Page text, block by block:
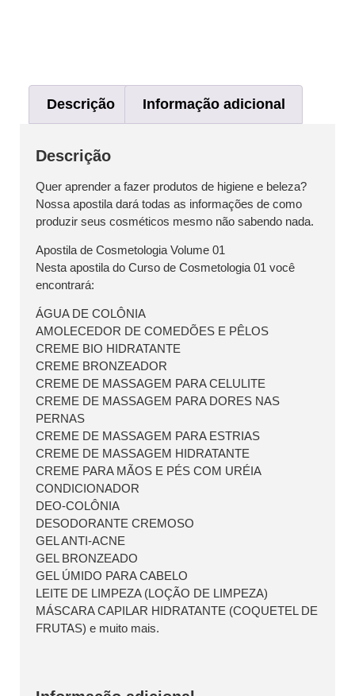
Descrição Informação adicional
Descrição
Quer aprender a fazer produtos de higiene e beleza?
Nossa apostila dará todas as informações de como
produzir seus cosméticos mesmo não sabendo nada.
Apostila de Cosmetologia Volume 01
Nesta apostila do Curso de Cosmetologia 01 você
encontrará:
ÁGUA DE COLÔNIA
AMOLECEDOR DE COMEDÕES E PÊLOS
CREME BIO HIDRATANTE
CREME BRONZEADOR
CREME DE MASSAGEM PARA CELULITE
CREME DE MASSAGEM PARA DORES NAS
PERNAS
CREME DE MASSAGEM PARA ESTRIAS
CREME DE MASSAGEM HIDRATANTE
CREME PARA MÃOS E PÉS COM URÉIA
CONDICIONADOR
DEO-COLÔNIA
DESODORANTE CREMOSO
GEL ANTI-ACNE
GEL BRONZEADO
GEL ÚMIDO PARA CABELO
LEITE DE LIMPEZA (LOÇÃO DE LIMPEZA)
MÁSCARA CAPILAR HIDRATANTE (COQUETEL DE
FRUTAS) e muito mais.